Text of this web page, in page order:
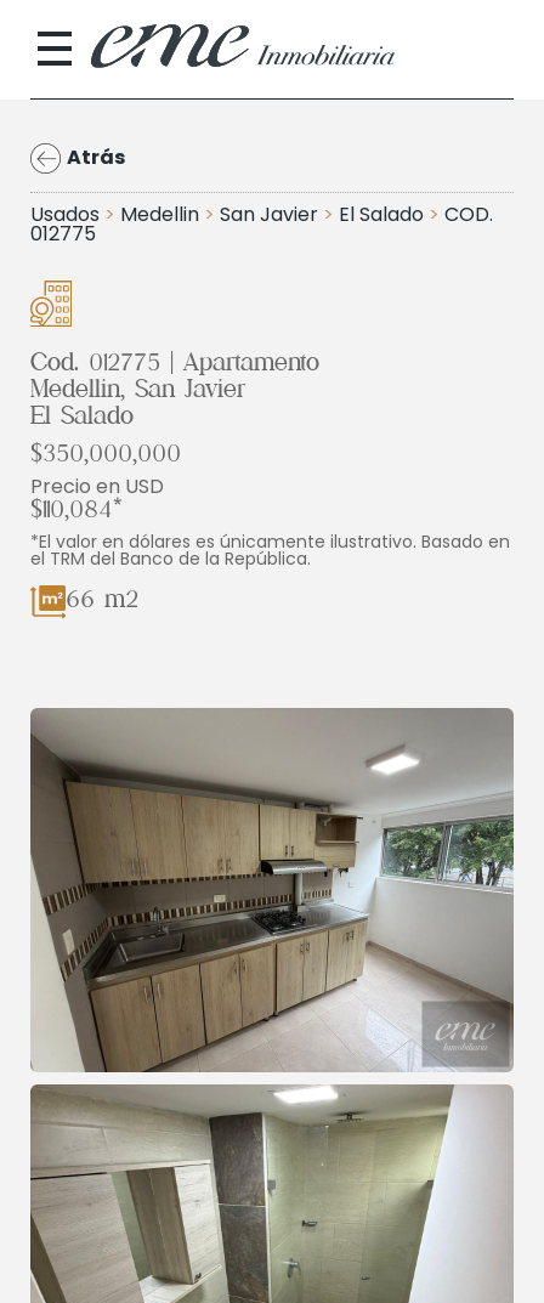
Atrás
Usados > Medellin > San Javier > El Salado > COD.
012775
Cod. 012775 | Apartamento
Medellin, San Javier
El Salado
$350,000,000
Precio en USD
$110,084*
*El valor en dólares es únicamente ilustrativo. Basado en
el TRM del Banco de la República.
66 m2